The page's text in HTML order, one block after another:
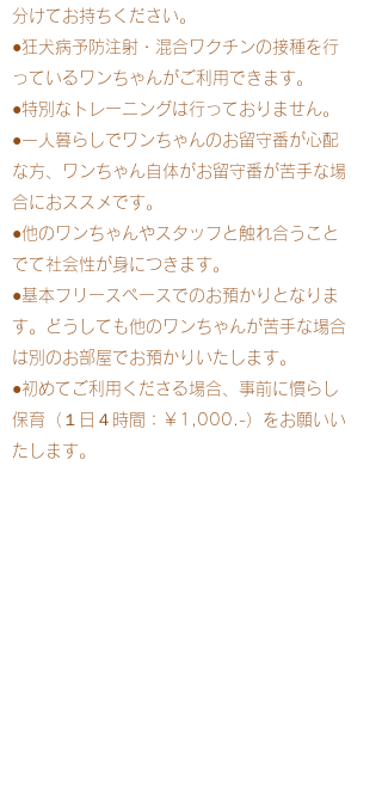
分けてお持ちください。
●狂犬病予防注射・混合ワクチンの接種を行
っているワンちゃんがご利用できます。
●特別なトレーニングは行っておりません。
●一人暮らしでワンちゃんのお留守番が心配
な方、ワンちゃん自体がお留守番が苦手な場
合におススメです。
●他のワンちゃんやスタッフと触れ合うこと
でて社会性が身につきます。
●基本フリースペースでのお預かりとなりま
す。どうしても他のワンちゃんが苦手な場合
は別のお部屋でお預かりいたします。
●初めてご利用くださる場合、事前に慣らし
保育（１日４時間：￥1,000.-）をお願いい
たします。